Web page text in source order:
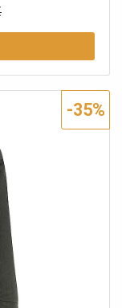
pression et
des applications
éclair est
Les poignets
teddy douillet
revers et cordon
résistant
de boutonnage
pour un
arrondi dans le
pression et
: 5000
Matière
-35%